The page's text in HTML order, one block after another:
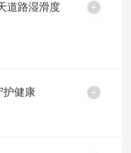
道路湿滑度
护健康